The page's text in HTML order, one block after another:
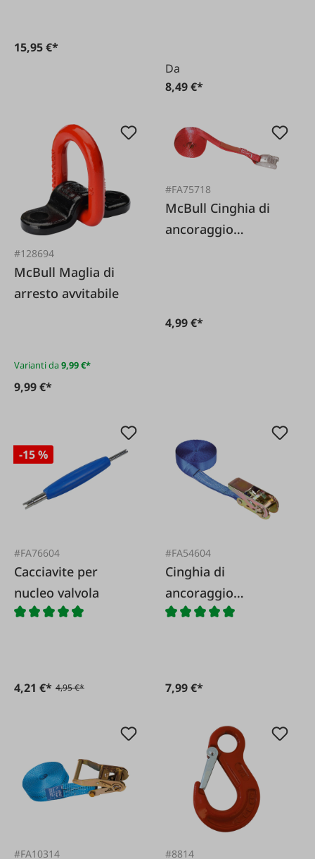
15,95 €*
Da
8,49 €*
#128694
McBull Maglia di
arresto avvitabile
Varianti da9,99 €*
9,99 €*
#FA75718
McBull Cinghia di
ancoraggio
4,99 €*
-15 %
#FA76604
Cacciavite per
nucleo valvola
4,21 €* 4,95 €*
#FA54604
Cinghia di
ancoraggio
monoblocco 25 mm
7,99 €*
#FA10314 #8814